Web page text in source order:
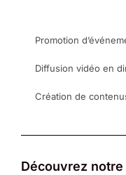
Promotion
Diffusion vidéo en
Création de
Découvrez